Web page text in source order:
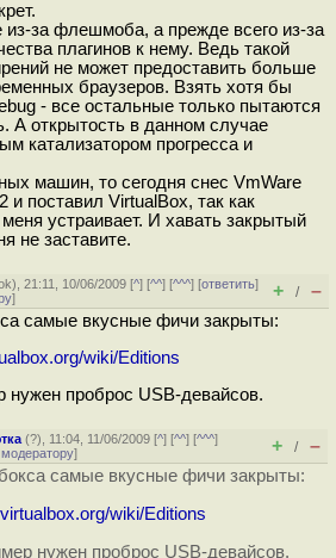
из-за флешмоба, а прежде всего из-за
плагинов к нему. Ведь такой
не может предоставить больше
браузеров. Взять хотя бы
- все остальные только пытаются
А открытость в данном случае
катализатором прогресса и
машин, то сегодня снес VmWare
и поставил VirtualBox, так как
устраивает. И хавать закрытый
не заставите.
), 21:11, 10/06/2009 [^] [^^] [^^^] [ответить]
] + / –
самые вкусные фичи закрыты:
wiki/Editions
нужен проброс USB-девайсов.
(?), 11:04, 11/06/2009 [^] [^^] [^^^]
модератору] + / –
самые вкусные фичи закрыты:
wiki/Editions
нужен проброс USB-девайсов.